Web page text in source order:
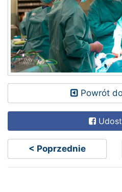
Powrót
< Poprzednie